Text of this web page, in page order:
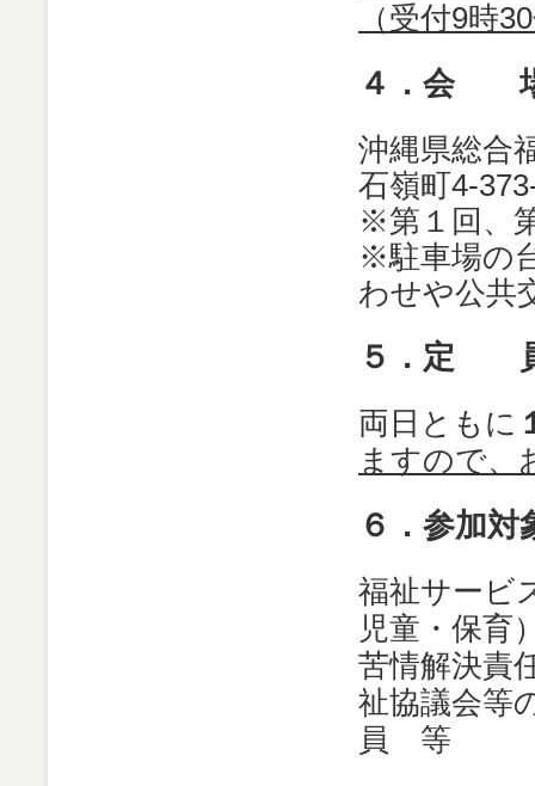
（受付9時
４．会
沖縄県総合
石嶺町4-
※第１回、
※駐車場の
わせや公共
５．定
両日ともに
ますので、
６．参加対
福祉サービ
児童・保育
苦情解決責
祉協議会等
員 等